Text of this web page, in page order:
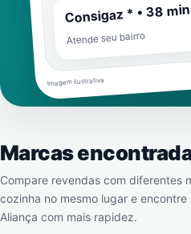
Consigaz * • 38 min
Atende seu bairro
Imagem ilustrativa
Marcas
Compare revendas com diferentes
cozinha no mesmo lugar e encontre
Aliança com mais rapidez.